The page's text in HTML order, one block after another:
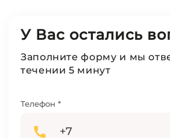
У Вас остались
Заполните форму и мы
течении 5 минут
Телефон *